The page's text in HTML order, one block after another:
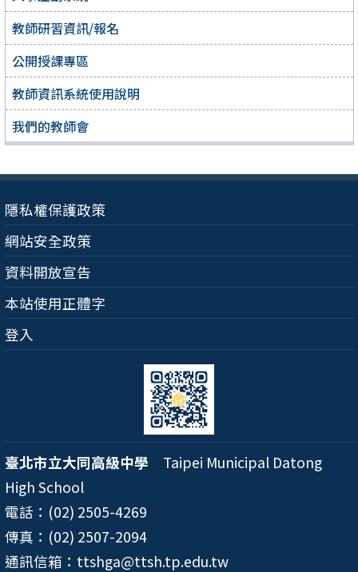
教師研習資訊/報名
公開授課專區
教師資訊系統使用說明
我們的教師會
隱私權保護政策
網站安全政策
資料開放宣告
本站使用正體字
登入
臺北市立大同高級中學 Taipei Municipal Datong
High School
電話：(02) 2505-4269
傳真：(02) 2507-2094
通訊信箱：ttshga@ttsh.tp.edu.tw